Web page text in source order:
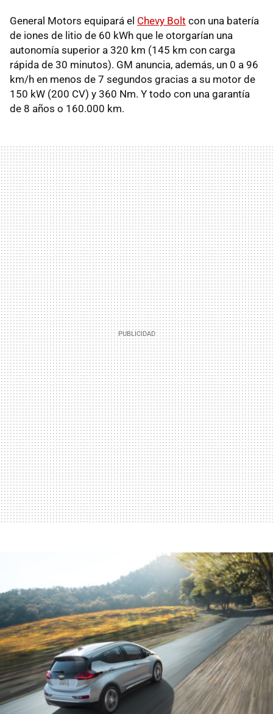
General Motors equipará el Chevy Bolt con una batería
de iones de litio de 60 kWh que le otorgarían una
autonomía superior a 320 km (145 km con carga
rápida de 30 minutos). GM anuncia, además, un 0 a 96
km/h en menos de 7 segundos gracias a su motor de
150 kW (200 CV) y 360 Nm. Y todo con una garantía
de 8 años o 160.000 km.